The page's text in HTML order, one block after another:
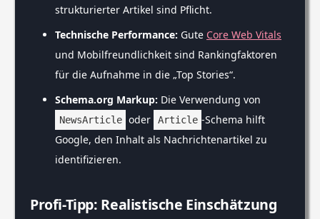
strukturierter Artikel sind Pflicht.
Technische Performance: Gute Core Web Vitals
und Mobilfreundlichkeit sind Rankingfaktoren
für die Aufnahme in die „Top Stories“.
Schema.org Markup: Die Verwendung von
NewsArticle oder Article -Schema hilft
Google, den Inhalt als Nachrichtenartikel zu
identifizieren.
Profi-Tipp: Realistische Einschätzung